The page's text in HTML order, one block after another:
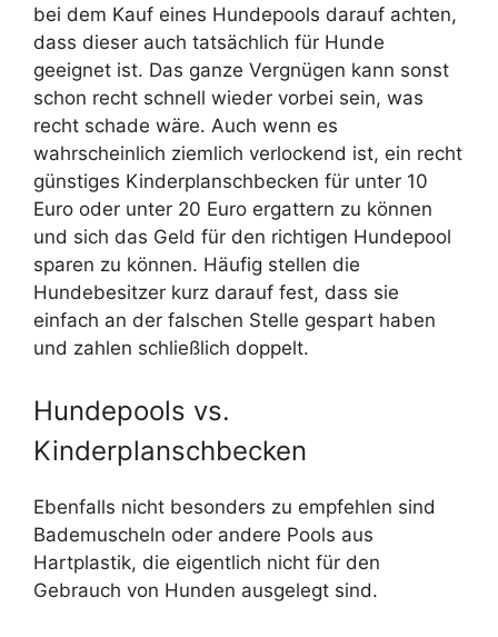
bei dem Kauf eines Hundepools darauf achten,
dass dieser auch tatsächlich für Hunde
geeignet ist. Das ganze Vergnügen kann sonst
schon recht schnell wieder vorbei sein, was
recht schade wäre. Auch wenn es
wahrscheinlich ziemlich verlockend ist, ein recht
günstiges Kinderplanschbecken für unter 10
Euro oder unter 20 Euro ergattern zu können
und sich das Geld für den richtigen Hundepool
sparen zu können. Häufig stellen die
Hundebesitzer kurz darauf fest, dass sie
einfach an der falschen Stelle gespart haben
und zahlen schließlich doppelt.
Hundepools vs.
Kinderplanschbecken
Ebenfalls nicht besonders zu empfehlen sind
Bademuscheln oder andere Pools aus
Hartplastik, die eigentlich nicht für den
Gebrauch von Hunden ausgelegt sind.